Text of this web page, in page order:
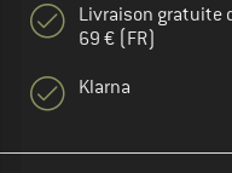
Livraison gratuite
69 € (FR)
Klarna